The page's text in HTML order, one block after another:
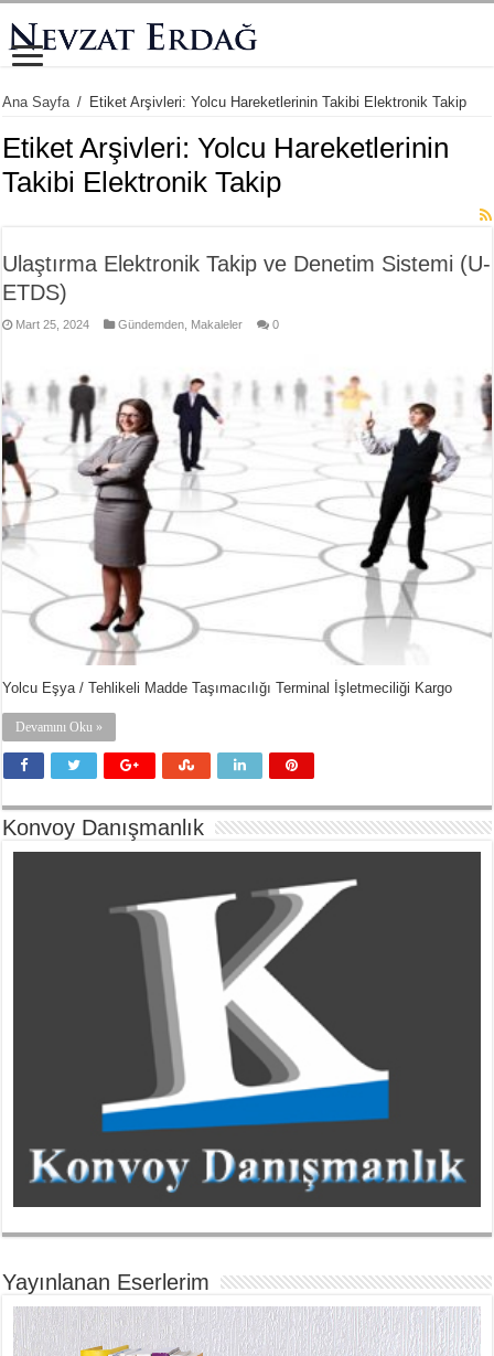
Ana Sayfa / Etiket Arşivleri: Yolcu Hareketlerinin Takibi Elektronik Takip
Etiket Arşivleri:Yolcu Hareketlerinin
Takibi Elektronik Takip
Ulaştırma Elektronik Takip ve Denetim Sistemi (U-
ETDS)
Mart 25, 2024 Gündemden Makaleler 0
Yolcu Eşya / Tehlikeli Madde Taşımacılığı Terminal İşletmeciliği Kargo
Devamını Oku »
Konvoy Danışmanlık
Yayınlanan Eserlerim